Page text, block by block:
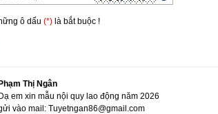
ô dấu (*) là bắt buộc !
Phạm Thị Ngân
Dạ em xin mẫu nội quy lao động năm 2026
vào mail: Tuyetngan86@gmail.com